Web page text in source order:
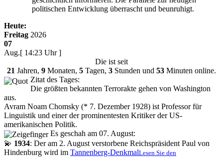
politischen Entwicklung überrascht und beunruhigt.
Heute:
Freitag 2026
07
Aug.[ 14:23 Uhr ]
Die ist seit
21 Jahren, 9 Monaten, 5 Tagen, 3 Stunden und 53 Minuten online.
Zitat des Tages:
Die größten bekannten Terrorakte gehen von Washington
aus.
Avram Noam Chomsky (* 7. Dezember 1928) ist Professor für
Linguistik und einer der prominentesten Kritiker der US-
amerikanischen Politik.
Es geschah am 07. August:
💫 1934: Der am 2. August verstorbene Reichspräsident Paul von
Hindenburg wird im Tannenberg-DenkmalLesen Sie den